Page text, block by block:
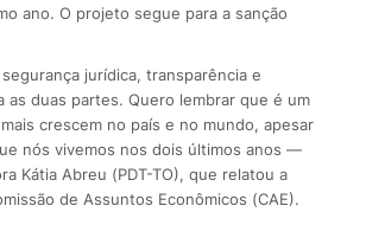
ano. O projeto segue para a sanção
jurídica, transparência e
as duas partes. Quero lembrar que é um
crescem no país e no mundo, apesar
nós vivemos nos dois últimos anos —
Kátia Abreu (PDT-TO), que relatou a
de Assuntos Econômicos (CAE).